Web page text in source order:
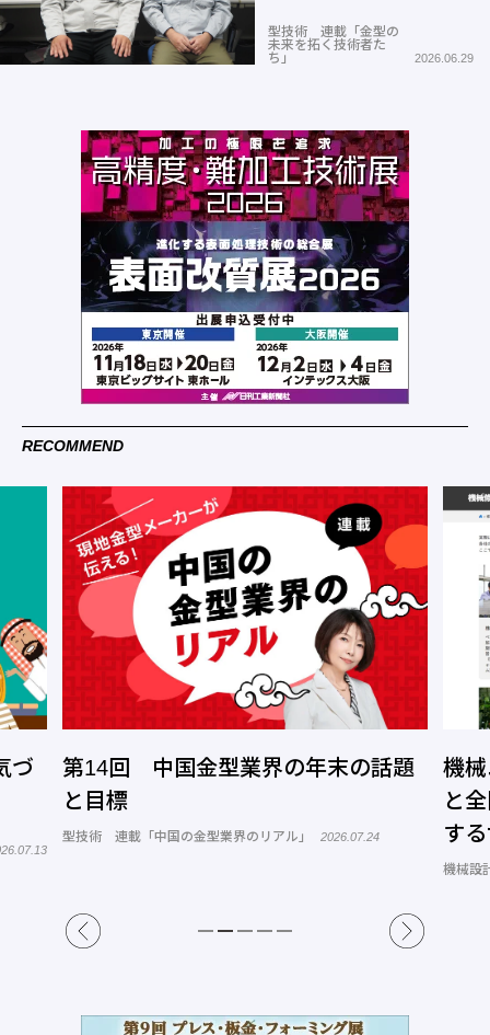
型技術 連載「金型の
未来を拓く技術者た
ち」
2026.06.29
RECOMMEND
づ
第14回 中国金型業界の年末の話題
と目標
型技術 連載「中国の金型業界のリアル」 2026.07.24
機
と
す
ト
機械設